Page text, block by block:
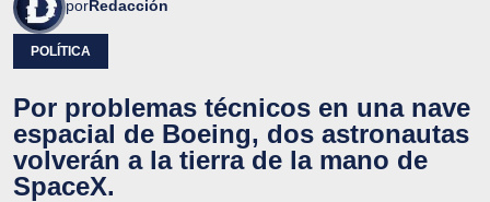
porRedacción
POLÍTICA
Por problemas técnicos en una nave
espacial de Boeing, dos astronautas
volverán a la tierra de la mano de
SpaceX.